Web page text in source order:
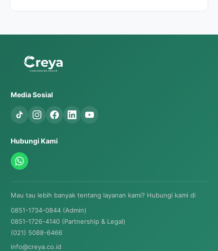
Media Sosial
Hubungi Kami
Mau tau lebih banyak tentang layanan kami? Hubungi kami di
0851-1734-0844 (Admin)
0851-1726-4140 (Partnership & Legal)
(021) 5088-6466
info@creya.co.id